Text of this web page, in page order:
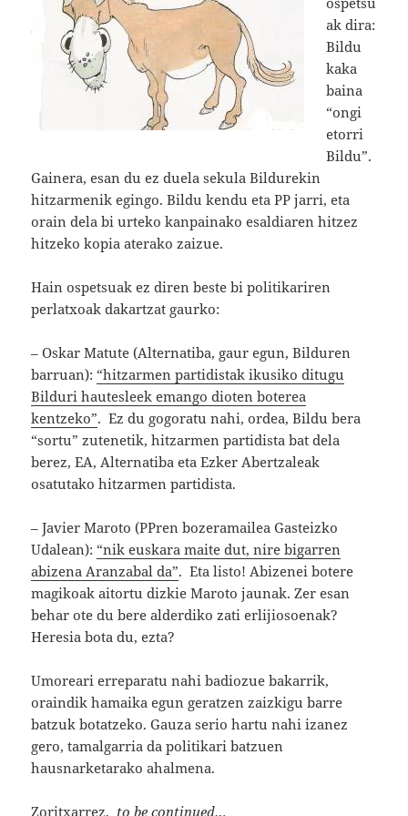
ak dira:
Bildu
kaka
baina
“ongi
etorri
Bildu”.
Gainera, esan du ez duela sekula Bildurekin
hitzarmenik egingo. Bildu kendu eta PP jarri, eta
orain dela bi urteko kanpainako esaldiaren hitzez
hitzeko kopia aterako zaizue.
Hain ospetsuak ez diren beste bi politikariren
perlatxoak dakartzat gaurko:
– Oskar Matute (Alternatiba, gaur egun, Bilduren
barruan): “hitzarmen partidistak ikusiko ditugu
Bilduri hautesleek emango dioten boterea
kentzeko”. Ez du gogoratu nahi, ordea, Bildu bera
“sortu” zutenetik, hitzarmen partidista bat dela
berez, EA, Alternatiba eta Ezker Abertzaleak
osatutako hitzarmen partidista.
– Javier Maroto (PPren bozeramailea Gasteizko
Udalean): “nik euskara maite dut, nire bigarren
abizena Aranzabal da”. Eta listo! Abizenei botere
magikoak aitortu dizkie Maroto jaunak. Zer esan
behar ote du bere alderdiko zati erlijiosoenak?
Heresia bota du, ezta?
Umoreari erreparatu nahi badiozue bakarrik,
oraindik hamaika egun geratzen zaizkigu barre
batzuk botatzeko. Gauza serio hartu nahi izanez
gero, tamalgarria da politikari batzuen
hausnarketarako ahalmena.
Zoritxarrez, to be continued…